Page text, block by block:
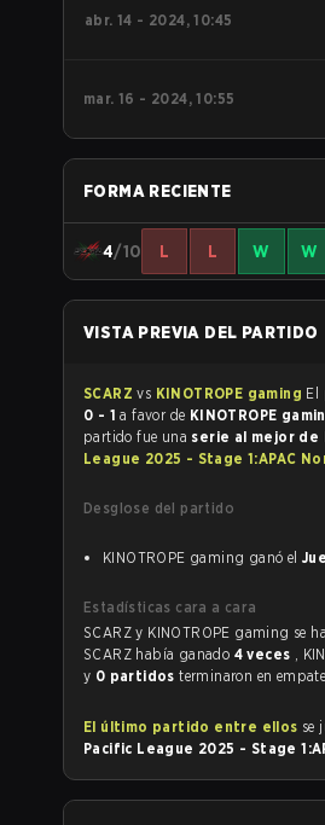
abr. 14 - 2024, 10:45
mar. 16 - 2024, 10:55
FORMA RECIENTE
4/10 L L W W
VISTA PREVIA DEL PARTIDO
SCARZvs KINOTROPE gaming
0 - 1 a favor de KINOTROPE
partido fue una serie al mejor de
League 2025 - Stage 1:APAC
Desglose del partido
KINOTROPE gaming ganó el
Estadísticas cara a cara
SCARZ había ganado 4 veces ,
y 0 partidosterminaron en
El último partido entre ellos se
Pacific League 2025 - Stage